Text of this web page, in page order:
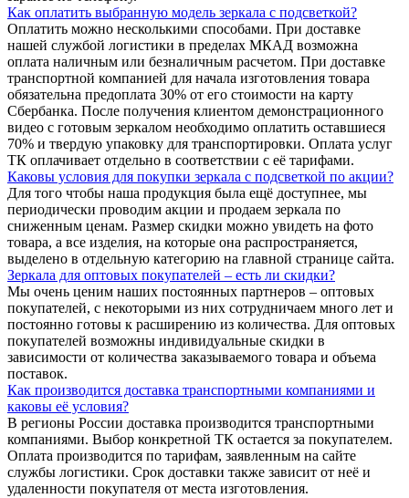
Как оплатить выбранную модель зеркала с подсветкой?
Оплатить можно несколькими способами. При доставке
нашей службой логистики в пределах МКАД возможна
оплата наличным или безналичным расчетом. При доставке
транспортной компанией для начала изготовления товара
обязательна предоплата 30% от его стоимости на карту
Сбербанка. После получения клиентом демонстрационного
видео с готовым зеркалом необходимо оплатить оставшиеся
70% и твердую упаковку для транспортировки. Оплата услуг
ТК оплачивает отдельно в соответствии с её тарифами.
Каковы условия для покупки зеркала с подсветкой по акции?
Для того чтобы наша продукция была ещё доступнее, мы
периодически проводим акции и продаем зеркала по
сниженным ценам. Размер скидки можно увидеть на фото
товара, а все изделия, на которые она распространяется,
выделено в отдельную категорию на главной странице сайта.
Зеркала для оптовых покупателей – есть ли скидки?
Мы очень ценим наших постоянных партнеров – оптовых
покупателей, с некоторыми из них сотрудничаем много лет и
постоянно готовы к расширению из количества. Для оптовых
покупателей возможны индивидуальные скидки в
зависимости от количества заказываемого товара и объема
поставок.
Как производится доставка транспортными компаниями и
каковы её условия?
В регионы России доставка производится транспортными
компаниями. Выбор конкретной ТК остается за покупателем.
Оплата производится по тарифам, заявленным на сайте
службы логистики. Срок доставки также зависит от неё и
удаленности покупателя от места изготовления.